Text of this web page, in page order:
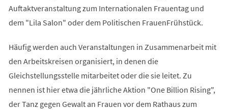
Auftaktveranstaltung zum Internationalen Frauentag und
dem "Lila Salon" oder dem Politischen FrauenFrühstück.
Häufig werden auch Veranstaltungen in Zusammenarbeit mit
den Arbeitskreisen organisiert, in denen die
Gleichstellungsstelle mitarbeitet oder die sie leitet. Zu
nennen ist hier etwa die jährliche Aktion "One Billion Rising",
der Tanz gegen Gewalt an Frauen vor dem Rathaus zum